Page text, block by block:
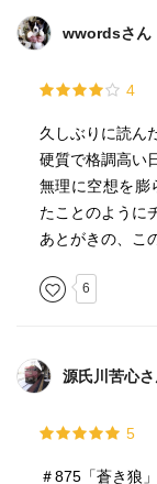
試練をものとも
褒賞は何が良い
自分は次々にそ
複雑な親子関係
愛情なのか憎し
（二人の関係に
テムジンがドン
征服した多種族
学生時代から何
wwordsさん
4
久しぶりに読ん
硬質で格調高い
無理に空想を膨
たことのように
あとがきの、こ
6
源氏川苦心
5
＃875「蒼き狼」